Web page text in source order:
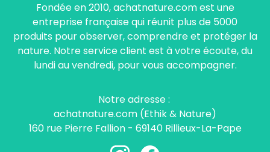
Fondée en 2010, achatnature.com est une
entreprise française qui réunit plus de 5000
produits pour observer, comprendre et protéger la
nature. Notre service client est à votre écoute, du
lundi au vendredi, pour vous accompagner.
Notre adresse :
achatnature.com (Ethik & Nature)
160 rue Pierre Fallion - 69140 Rillieux-La-Pape